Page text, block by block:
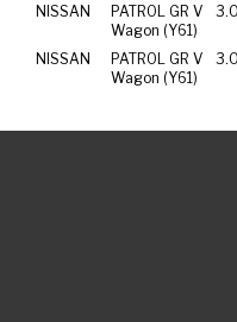
NISSAN
PATROL GR V
Wagon (Y61)
NISSAN
PATROL GR V
Wagon (Y61)